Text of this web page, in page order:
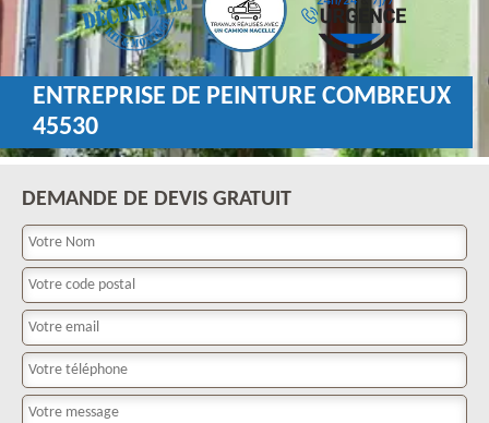
ENTREPRISE DE PEINTURE COMBREUX
45530
DEMANDE DE DEVIS GRATUIT